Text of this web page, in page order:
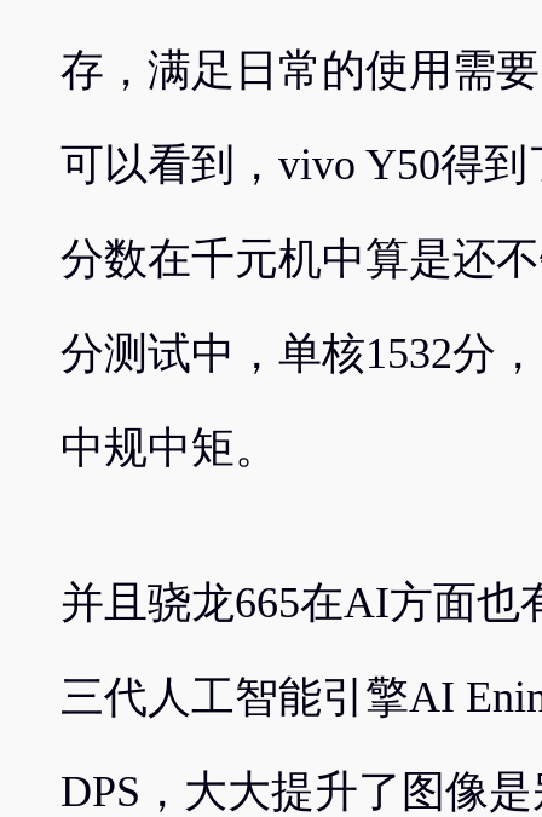
存，满足日常的使用需
可以看到，vivo Y50得
分数在千元机中算是还
分测试中，单核1532分
中规中矩。
并且骁龙665在AI方面
三代人工智能引擎AI
DPS，大大提升了图像